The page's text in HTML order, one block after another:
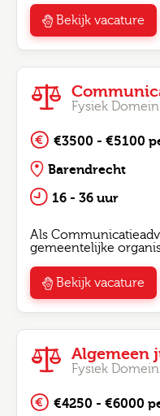
Bekijk vacature
Fysiek Domein
€3500 - €5100
Barendrecht
16 - 36 uur
Als
gemeentelijke
Bekijk vacature
Algemeen
Fysiek Domein
€4250 - €6000